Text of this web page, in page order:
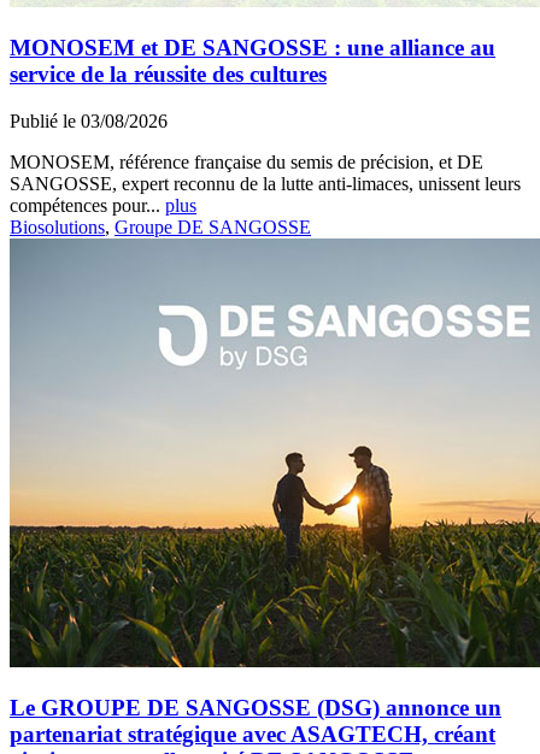
MONOSEM et DE SANGOSSE : une alliance au
service de la réussite des cultures
Publié le 03/08/2026
MONOSEM, référence française du semis de précision, et DE
SANGOSSE, expert reconnu de la lutte anti-limaces, unissent leurs
compétences pour... plus
Biosolutions, Groupe DE SANGOSSE
Le GROUPE DE SANGOSSE (DSG) annonce un
partenariat stratégique avec ASAGTECH, créant